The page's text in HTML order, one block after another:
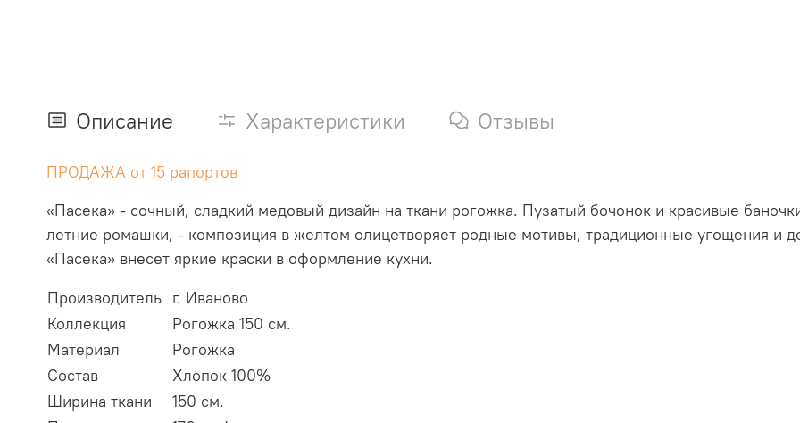
Описание Характеристики Отзывы
ПРОДАЖА от 15 рапортов
«Пасека» - сочный, сладкий медовый дизайн на ткани рогожка. Пузатый бочонок и красивые
летние ромашки, - композиция в желтом олицетворяет родные мотивы, традиционные угощения и
«Пасека» внесет яркие краски в оформление кухни.
Производитель г. Иваново
Коллекция
Рогожка 150 см.
Материал
Рогожка
Состав
Хлопок 100%
Ширина ткани
150 см.